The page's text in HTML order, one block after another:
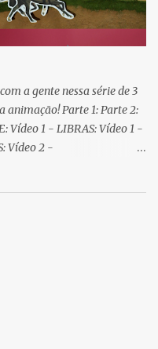
Circulação livre: quarta à
a gente nessa série de 3
animação! Parte 1: Parte 2:
Vídeo 1 - LIBRAS: Vídeo 1 -
Vídeo 2 -